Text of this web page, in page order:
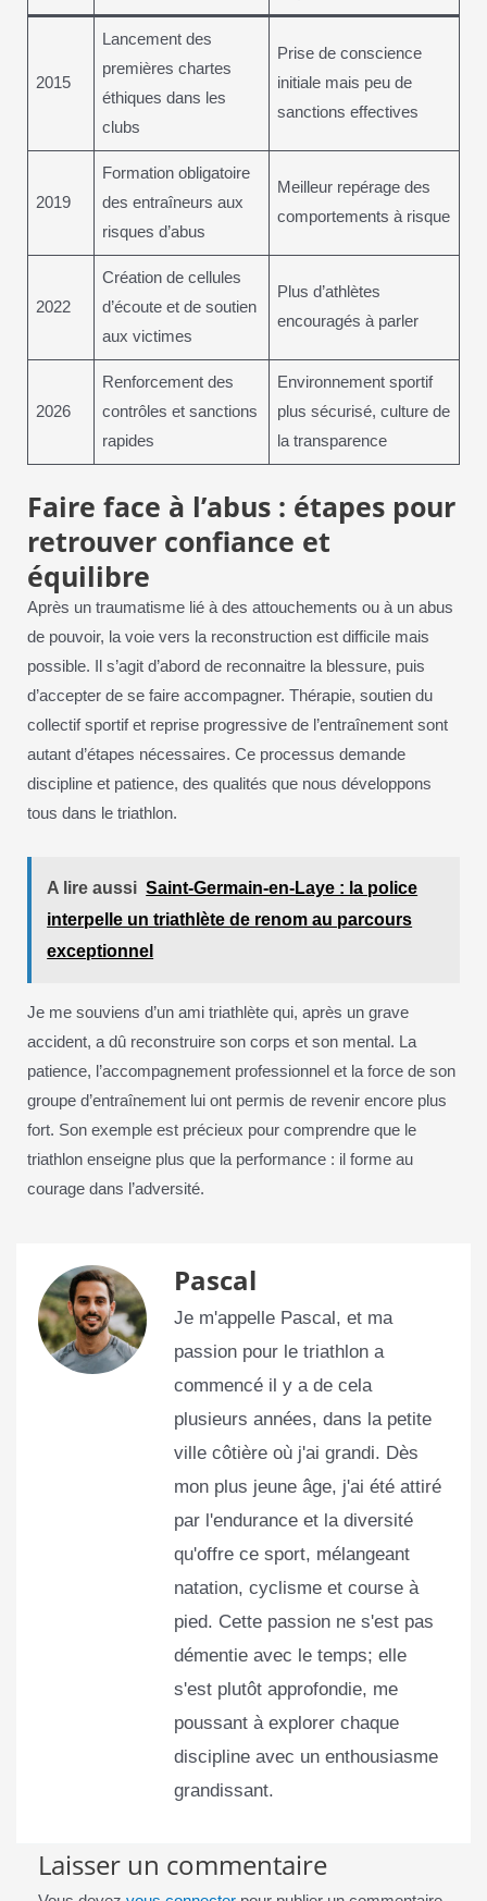
2015
Lancement des
premières chartes
éthiques dans les
clubs
Prise de conscience
initiale mais peu de
sanctions effectives
2019
Formation obligatoire
des entraîneurs aux
risques d’abus
Meilleur repérage des
comportements à risque
2022
Création de cellules
d’écoute et de soutien
aux victimes
Plus d’athlètes
encouragés à parler
2026
Renforcement des
contrôles et sanctions
rapides
Environnement sportif
plus sécurisé, culture de
la transparence
Faire face à l’abus : étapes pour
retrouver confiance et
équilibre
Après un traumatisme lié à des attouchements ou à un abus
de pouvoir, la voie vers la reconstruction est difficile mais
possible. Il s’agit d’abord de reconnaitre la blessure, puis
d’accepter de se faire accompagner. Thérapie, soutien du
collectif sportif et reprise progressive de l’entraînement sont
autant d’étapes nécessaires. Ce processus demande
discipline et patience, des qualités que nous développons
tous dans le triathlon.
A lire aussi Saint-Germain-en-Laye : la police
interpelle un triathlète de renom au parcours
exceptionnel
Je me souviens d’un ami triathlète qui, après un grave
accident, a dû reconstruire son corps et son mental. La
patience, l’accompagnement professionnel et la force de son
groupe d’entraînement lui ont permis de revenir encore plus
fort. Son exemple est précieux pour comprendre que le
triathlon enseigne plus que la performance : il forme au
courage dans l’adversité.
Pascal
Je m'appelle Pascal, et ma
passion pour le triathlon a
commencé il y a de cela
plusieurs années, dans la petite
ville côtière où j'ai grandi. Dès
mon plus jeune âge, j'ai été attiré
par l'endurance et la diversité
qu'offre ce sport, mélangeant
natation, cyclisme et course à
pied. Cette passion ne s'est pas
démentie avec le temps; elle
s'est plutôt approfondie, me
poussant à explorer chaque
discipline avec un enthousiasme
grandissant.
Laisser un commentaire